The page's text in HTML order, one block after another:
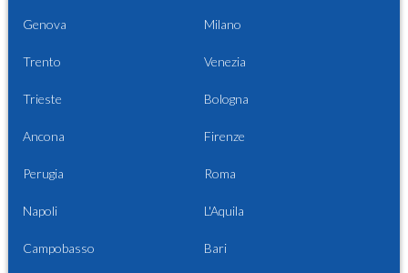
Genova Milano
Trento Venezia
Trieste Bologna
Ancona Firenze
Perugia Roma
Napoli L'Aquila
Campobasso Bari